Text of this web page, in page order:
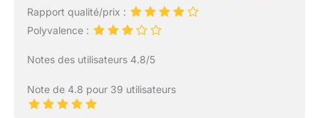
Rapport qualité/prix :
Polyvalence :
Notes des utilisateurs 4.8/5
Note de 4.8 pour 39 utilisateurs